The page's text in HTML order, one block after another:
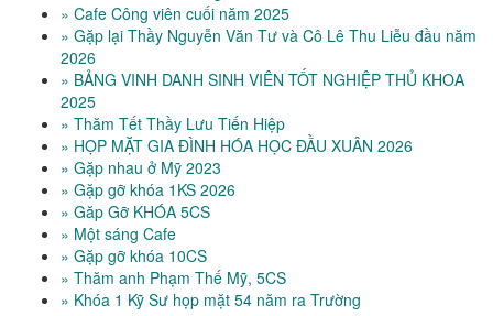
» Cafe Công viên cuối năm 2025
» Gặp lại Thầy Nguyễn Văn Tư và Cô Lê Thu Liễu đầu năm
2026
» BẢNG VINH DANH SINH VIÊN TỐT NGHIỆP THỦ KHOA
2025
» Thăm Tết Thầy Lưu Tiến Hiệp
» HỌP MẶT GIA ĐÌNH HÓA HỌC ĐẦU XUÂN 2026
» Gặp nhau ở Mỹ 2023
» Gặp gỡ khóa 1KS 2026
» Găp Gỡ KHÓA 5CS
» Một sáng Cafe
» Gặp gỡ khóa 10CS
» Thăm anh Phạm Thế Mỹ, 5CS
» Khóa 1 Kỹ Sư họp mặt 54 năm ra Trường